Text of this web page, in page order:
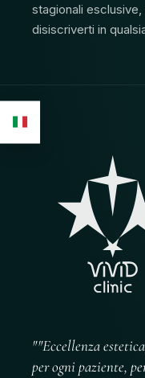
stagionali
disiscriverti in
""Eccellenza
per ogni paziente,